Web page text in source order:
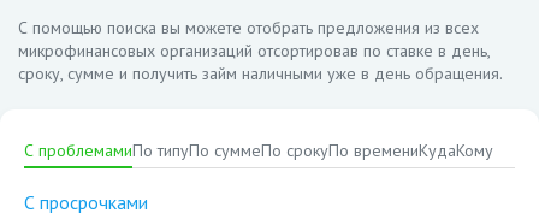
С помощью поиска вы можете отобрать предложения из всех
микрофинансовых организаций отсортировав по ставке в день,
сроку, сумме и получить займ наличными уже в день обращения.
С проблемамиПо типуПо суммеПо срокуПо времениКудаКому
С просрочками